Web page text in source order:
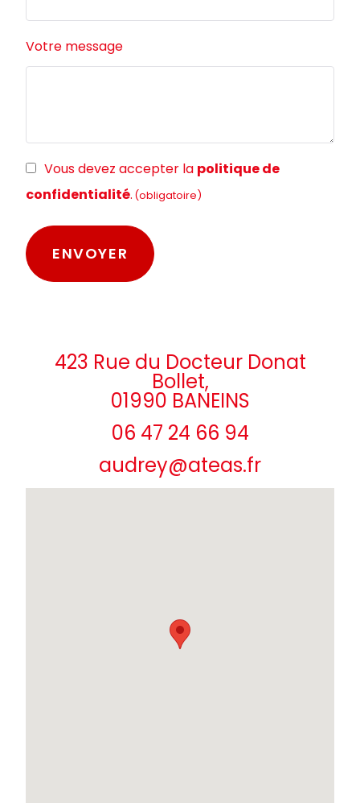
Votre message
RGPDVous devez accepter la politique de
confidentialité. (obligatoire)
423 Rue du Docteur Donat
Bollet,
01990 BANEINS
06 47 24 66 94
audrey@ateas.fr